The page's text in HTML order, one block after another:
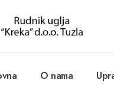
O nama